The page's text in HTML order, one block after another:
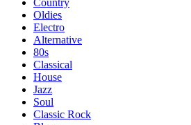
Country
Oldies
Electro
Alternative
80s
Classical
House
Jazz
Soul
Classic Rock